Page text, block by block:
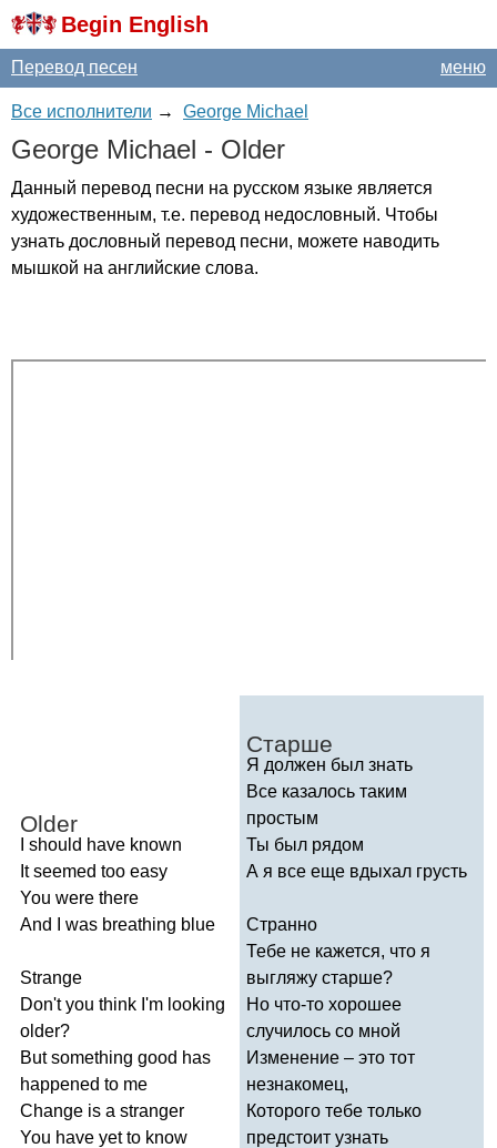
Begin English
меню
Перевод песен
Все исполнители → George Michael
George Michael - Older
Данный перевод песни на русском языке является
художественным, т.е. перевод недословный. Чтобы
узнать дословный перевод песни, можете наводить
мышкой на английские слова.
Older
should have known
It seemed too easy
You were there
And
was breathing blue
Strange
Don't you think I'm looking
older?
But something good has
happened to me
Change is a stranger
You have yet to know
Старше
Я должен был знать
Все казалось таким
простым
Ты был рядом
А я все еще вдыхал грусть
Странно
Тебе не кажется, что я
выгляжу старше?
Но что-то хорошее
случилось со мной
Изменение – это тот
незнакомец,
Которого тебе только
предстоит узнать